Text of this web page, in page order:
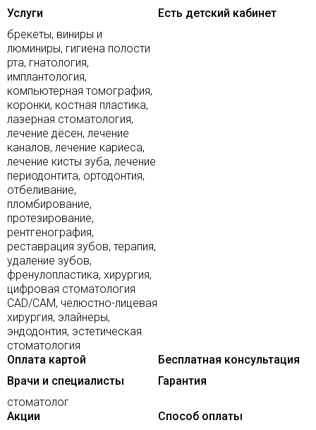
Услуги
брекеты, виниры и
люминиры, гигиена полости
рта, гнатология,
имплантология,
компьютерная томография,
коронки, костная пластика,
лазерная стоматология,
лечение дёсен, лечение
каналов, лечение кариеса,
лечение кисты зуба, лечение
периодонтита, ортодонтия,
отбеливание,
пломбирование,
протезирование,
рентгенография,
реставрация зубов, терапия,
удаление зубов,
френулопластика, хирургия,
цифровая стоматология
CAD/CAM, челюстно-лицевая
хирургия, элайнеры,
эндодонтия, эстетическая
стоматология
Есть детский кабинет
Оплата картой
Бесплатная консультация
Врачи и специалисты
стоматолог
Гарантия
Акции
Способ оплаты